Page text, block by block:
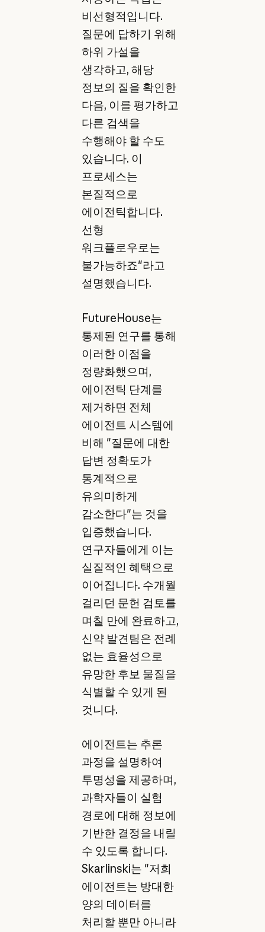
비선형적입니다.
질문에 답하기 위해
하위 가설을
생각하고, 해당
정보의 질을 확인한
다음, 이를 평가하고
다른 검색을
수행해야 할 수도
있습니다. 이
프로세스는
본질적으로
에이전틱합니다.
선형
워크플로우로는
불가능하죠"라고
설명했습니다.
FutureHouse는
통제된 연구를 통해
이러한 이점을
정량화했으며,
에이전틱 단계를
제거하면 전체
에이전트 시스템에
비해 "질문에 대한
답변 정확도가
통계적으로
유의미하게
감소한다"는 것을
입증했습니다.
연구자들에게 이는
실질적인 혜택으로
이어집니다. 수개월
걸리던 문헌 검토를
며칠 만에 완료하고,
신약 발견팀은 전례
없는 효율성으로
유망한 후보 물질을
식별할 수 있게 된
것니다.
에이전트는 추론
과정을 설명하여
투명성을 제공하며,
과학자들이 실험
경로에 대해 정보에
기반한 결정을 내릴
수 있도록 합니다.
Skarlinski는 "저희
에이전트는 방대한
양의 데이터를
처리할 뿐만 아니라